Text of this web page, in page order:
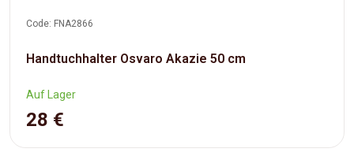
Code: FNA2866
Handtuchhalter Osvaro Akazie 50 cm
Auf Lager
28 €